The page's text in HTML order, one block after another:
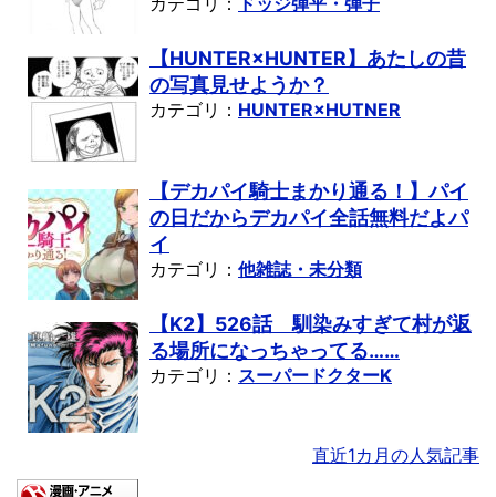
【HUNTER×HUNTER】あたしの昔
の写真見せようか？
カテゴリ： HUNTER×HUTNER
【デカパイ騎士まかり通る！】パイ
の日だからデカパイ全話無料だよパ
イ
カテゴリ： 他雑誌・未分類
【K2】526話 馴染みすぎて村が返
る場所になっちゃってる……
カテゴリ： スーパードクターK
直近1カ月の人気記事